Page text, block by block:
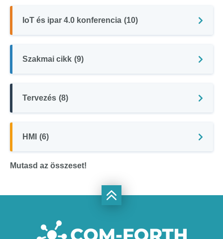
IoT és ipar 4.0 konferencia (10)
Szakmai cikk (9)
Tervezés (8)
HMI (6)
Mutasd az összeset!